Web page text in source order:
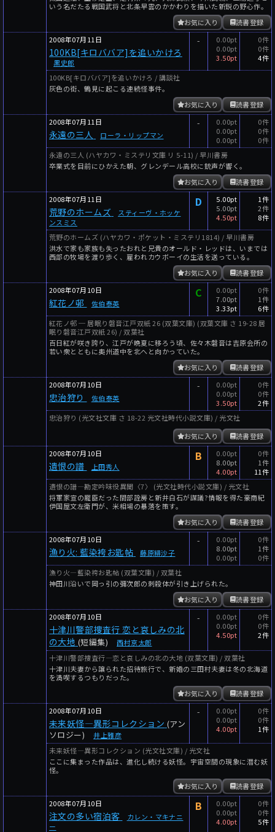
いう名だたる戦国武将と北条早雲のかかわりを描いた新鋭の野心作。
読書登録
お気に入り
2008年07月11日
100KB[キロババア]を追いかけろ
黒史郎
-
0.00pt
0.00pt
3.50pt
0件
0件
4件
100KB[キロババア]を追いかけろ / 講談社
灰色の街、鶴見に起こる連続怪事件。
読書登録
お気に入り
2008年07月11日
永遠の三人 ローラ・リップマン
-
0.00pt
0.00pt
0.00pt
0件
0件
0件
永遠の三人 (ハヤカワ・ミステリ文庫 リ 5-11) / 早川書房
卒業式を目前にひかえた朝、グレンデール高校に銃声が響く。
読書登録
お気に入り
2008年07月11日
荒野のホームズ
スティーヴ・ホッケ
ンスミス
D
5.00pt
5.00pt
4.50pt
1件
2件
8件
荒野のホームズ (ハヤカワ・ポケット・ミステリ1814) / 早川書房
洪水で家も家族も失ったおれと兄貴のオールド・レッドは、いまでは
西部の牧場を渡り歩く、雇われカウボーイの生活を送っている。
読書登録
お気に入り
2008年07月10日
紅花ノ邨 佐伯泰英
C
0.00pt
7.00pt
3.33pt
0件
1件
6件
紅花ノ邨 ─ 居眠り磐音江戸双紙 26 (双葉文庫) (双葉文庫 さ 19-28 居
眠り磐音江戸双紙 26) / 双葉社
百日紅が咲き誇り、江戸が晩夏に移ろう頃、佐々木磐音は吉原会所の
若い衆とともに奥州道中を北へと向かっていた。
読書登録
お気に入り
2008年07月10日
忠治狩り 佐伯泰英
-
0.00pt
0.00pt
3.50pt
0件
0件
2件
忠治狩り (光文社文庫 さ 18-22 光文社時代小説文庫) / 光文社
読書登録
お気に入り
2008年07月10日
遺恨の譜 上田秀人
B
0.00pt
8.00pt
4.00pt
0件
1件
11件
遺恨の譜―勘定吟味役異聞〈7〉 (光文社時代小説文庫) / 光文社
将軍家宣の寵臣だった間部詮房と新井白石が謀議?情報を得た豪商紀
伊国屋文左衛門が、米相場の暴落を策す。
読書登録
お気に入り
2008年07月10日
漁り火: 藍染袴お匙帖 藤原緋沙子
-
0.00pt
8.00pt
0.00pt
0件
1件
0件
漁り火―藍染袴お匙帖 (双葉文庫) / 双葉社
神田川沿いで岡っ引の彌次郎の刺殺体が引き上げられた。
読書登録
お気に入り
2008年07月10日
十津川警部捜査行 恋と哀しみの北
の大地 (短編集) 西村京太郎
-
0.00pt
0.00pt
4.50pt
0件
0件
2件
十津川警部捜査行―恋と哀しみの北の大地 (双葉文庫) / 双葉社
十津川夫妻から譲られた招待旅行で、新婚の三田村夫妻は冬の北海道
を満喫するつもりだった。
読書登録
お気に入り
2008年07月10日
未来妖怪―異形コレクション (アン
ソロジー)
井上雅彦
-
0.00pt
0.00pt
4.00pt
0件
0件
1件
未来妖怪―異形コレクション (光文社文庫) / 光文社
ここに集まった作品は、進化し続ける妖怪。宇宙空間の現象に潜む妖
怪。
読書登録
お気に入り
2008年07月10日
注文の多い宿泊客
カレン・マキナニ
ー
B
0.00pt
0.00pt
4.00pt
0件
0件
5件